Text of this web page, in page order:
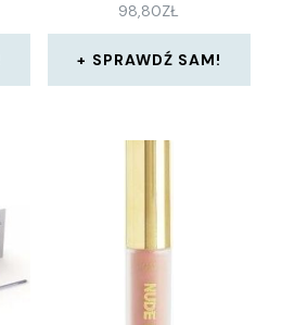
98,80ZŁ
SPRAWDŹ SAM!